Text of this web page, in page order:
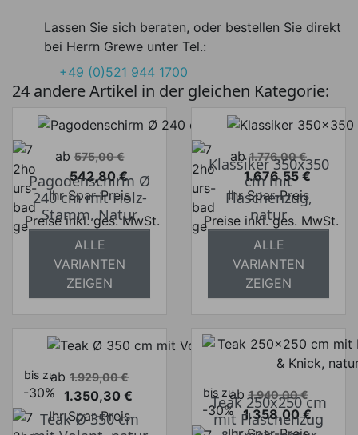
Lassen Sie sich beraten, oder bestellen Sie direkt
bei Herrn Grewe unter Tel.:
+49 (0)521 944 1700
24 andere Artikel in der gleichen Kategorie:
Verkaufspreis
ab 575,00 €
Preis
542,80 €
Ihr Spar-Preis
Preise inkl. ges. MwSt.
absolut
versandkostenfrei
Pagodenschirm Ø
240 cm mit Holz-
Stamm, Natur
ALLE
VARIANTEN
ZEIGEN
Verkaufspreis
ab 1.776,00 €
Preis
1.676,55 €
Ihr Spar-Preis
Preise inkl. ges. MwSt.
absolut
versandkostenfrei
Klassiker 350x350
cm mit
Flaschenzug,
natur
ALLE
VARIANTEN
ZEIGEN
Verkaufspreis
ab 1.929,00 €
Preis
1.350,30 €
Ihr Spar-Preis
bis zu
-30%
Teak Ø 350 cm
Verkaufspreis
ab 1.940,00 €
Preis
1.358,00 €
bis zu
-30%
Teak 250x250 cm
mit Flaschenzug